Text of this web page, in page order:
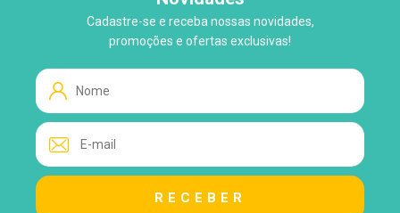
Cadastre-se e receba nossas novidades,
promoções e ofertas exclusivas!
WhatsApp
Tire suas Dúvidas!
Lo Loja